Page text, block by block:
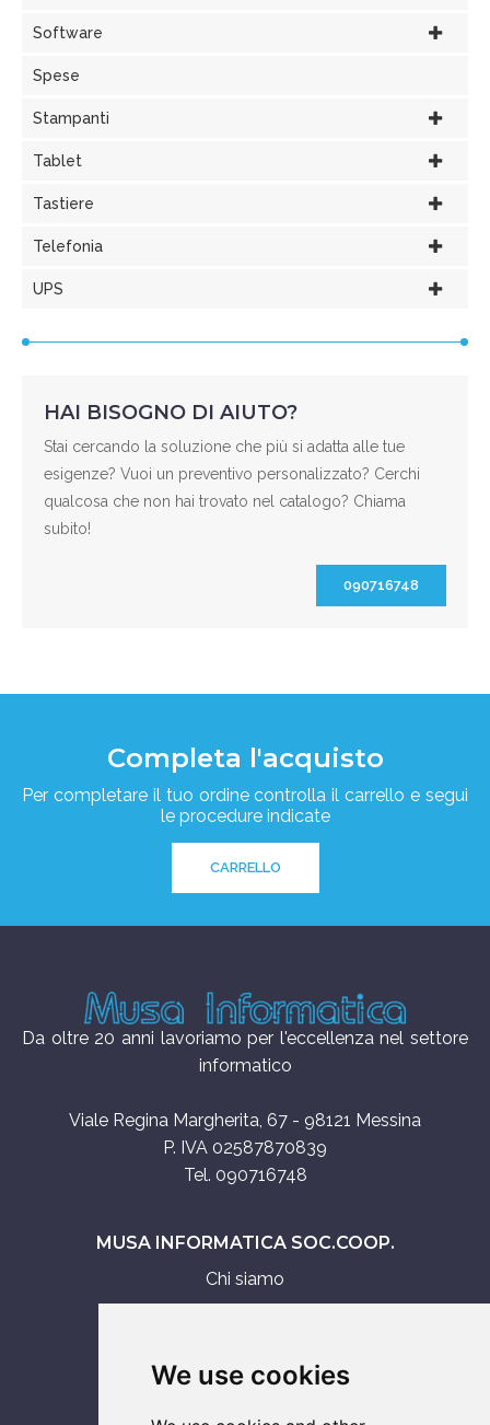
We use cookies
Software
Spese
Stampanti
Tablet
Tastiere
Telefonia
UPS
HAI BISOGNO DI AIUTO?
Stai cercando la soluzione che più si adatta alle tue
esigenze? Vuoi un preventivo personalizzato? Cerchi
qualcosa che non hai trovato nel catalogo? Chiama
subito!
090716748
Completa l'acquisto
Per completare il tuo ordine controlla il carrello e segui
le procedure indicate
CARRELLO
Da oltre 20 anni lavoriamo per l'eccellenza nel settore
informatico
Viale Regina Margherita, 67 - 98121 Messina
P. IVA 02587870839
Tel. 090716748
MUSA INFORMATICA SOC.COOP.
Chi siamo
Vendita